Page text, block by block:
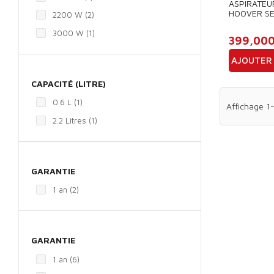
2200 W (2)
3000 W (1)
CAPACITÉ (LITRE)
0.6 L (1)
2.2 Litres (1)
GARANTIE
1 an (2)
GARANTIE
1 an (6)
HOOVER
Affichage